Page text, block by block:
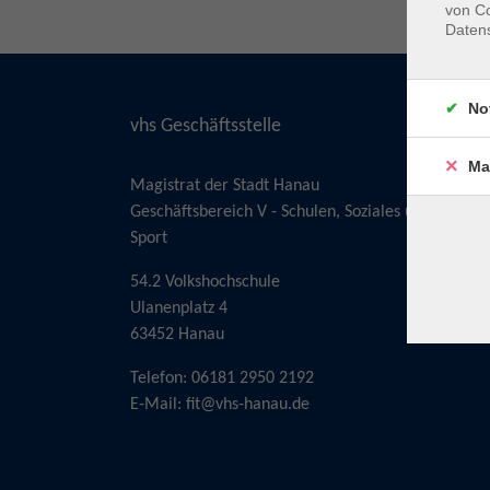
vhs Geschäftsstelle
Magistrat der Stadt Hanau
Geschäftsbereich V - Schulen, Soziales und
Sport
54.2 Volkshochschule
Ulanenplatz 4
63452 Hanau
Telefon: 06181 2950 2192
E-Mail: fit@vhs-hanau.de
von